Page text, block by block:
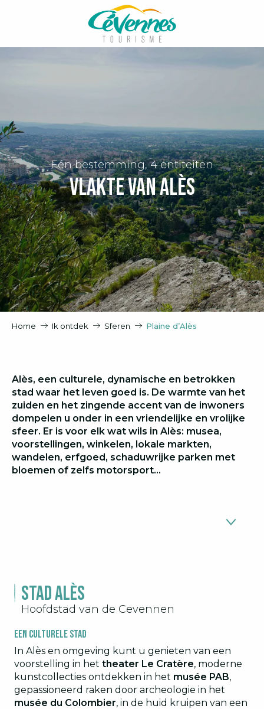
principal
Eén bestemming, 4 entiteiten
Vlakte van Alès
Home Ik ontdek Sferen Plaine d’Alès
Alès, een culturele, dynamische en betrokken
stad waar het leven goed is. De warmte van het
zuiden en het zingende accent van de inwoners
dompelen u onder in een vriendelijke en vrolijke
sfeer. Er is voor elk wat wils in Alès: musea,
voorstellingen, winkelen, lokale markten,
wandelen, erfgoed, schaduwrijke parken met
bloemen of zelfs motorsport…
Wandelen
3 Groene mobiliteit
Stad Alès
Hoofdstad van de Cevennen
Een culturele stad
In Alès en omgeving kunt u genieten van een
voorstelling in het theater Le Cratère, moderne
kunstcollecties ontdekken in het musée PAB,
gepassioneerd raken door archeologie in het
musée du Colombier, in de huid kruipen van een